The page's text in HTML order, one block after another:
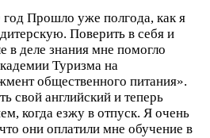
год Прошло уже полгода, как я
Поверить в себя и
в деле знания мне помогло
Туризма на
общественного питания».
свой английский и теперь
когда езжу в отпуск. Я очень
они оплатили мне обучение в